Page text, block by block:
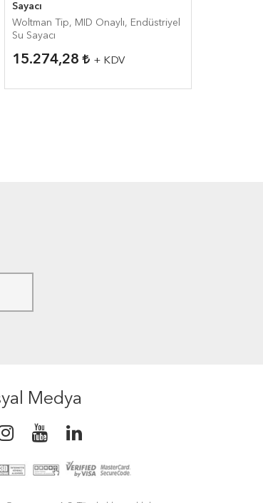
Sayacı
Woltman Tip, MID Onaylı, Endüstriyel
Su Sayacı
15.274,28 + KDV
Medya